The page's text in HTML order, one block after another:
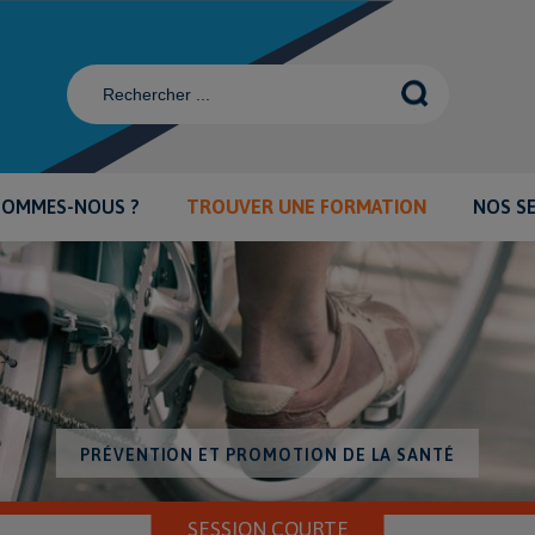
NOUS ? TROUVER UNE FORMATION NOS
PRÉVENTION ET PROMOTION DE LA SANTÉ
SESSION COURTE